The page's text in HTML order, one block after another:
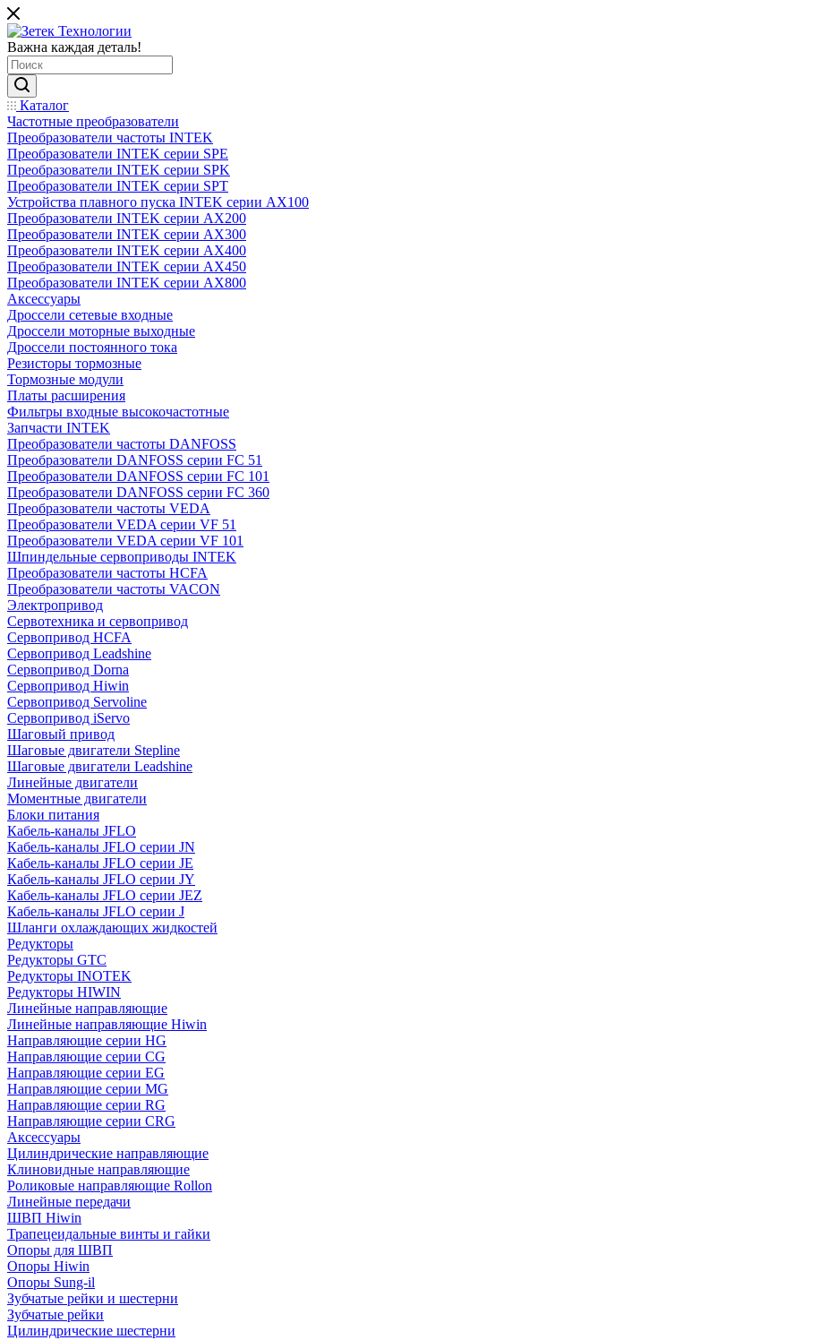
Важна каждая деталь!
Каталог
Частотные преобразователи
Преобразователи частоты INTEK
Преобразователи INTEK серии SPE
Преобразователи INTEK серии SPK
Преобразователи INTEK серии SPT
Устройства плавного пуска INTEK серии AX100
Преобразователи INTEK серии AX200
Преобразователи INTEK серии AX300
Преобразователи INTEK серии AX400
Преобразователи INTEK серии AX450
Преобразователи INTEK серии AX800
Аксессуары
Дроссели сетевые входные
Дроссели моторные выходные
Дроссели постоянного тока
Резисторы тормозные
Тормозные модули
Платы расширения
Фильтры входные высокочастотные
Запчасти INTEK
Преобразователи частоты DANFOSS
Преобразователи DANFOSS серии FC 51
Преобразователи DANFOSS серии FC 101
Преобразователи DANFOSS серии FC 360
Преобразователи частоты VEDA
Преобразователи VEDA серии VF 51
Преобразователи VEDA серии VF 101
Шпиндельные сервоприводы INTEK
Преобразователи частоты HCFA
Преобразователи частоты VACON
Электропривод
Сервотехника и сервопривод
Сервопривод HCFA
Сервопривод Leadshine
Сервопривод Dorna
Сервопривод Hiwin
Сервопривод Servoline
Сервопривод iServo
Шаговый привод
Шаговые двигатели Stepline
Шаговые двигатели Leadshine
Линейные двигатели
Моментные двигатели
Блоки питания
Кабель-каналы JFLO
Кабель-каналы JFLO серии JN
Кабель-каналы JFLO серии JE
Кабель-каналы JFLO серии JY
Кабель-каналы JFLO серии JEZ
Кабель-каналы JFLO серии J
Шланги охлаждающих жидкостей
Редукторы
Редукторы GTC
Редукторы INOTEK
Редукторы HIWIN
Линейные направляющие
Линейные направляющие Hiwin
Направляющие серии HG
Направляющие серии CG
Направляющие серии EG
Направляющие серии MG
Направляющие серии RG
Направляющие серии CRG
Аксессуары
Цилиндрические направляющие
Клиновидные направляющие
Роликовые направляющие Rollon
Линейные передачи
ШВП Hiwin
Трапецеидальные винты и гайки
Опоры для ШВП
Опоры Hiwin
Опоры Sung-il
Зубчатые рейки и шестерни
Зубчатые рейки
Цилиндрические шестерни